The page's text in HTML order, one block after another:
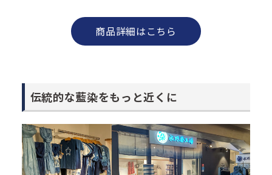
商品詳細はこちら
伝統的な藍染をもっと近くに